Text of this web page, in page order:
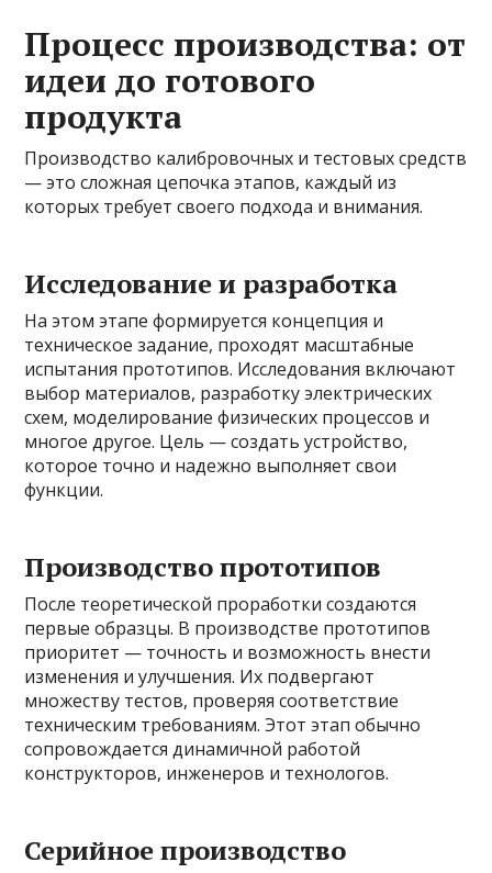
Процесс производства: от
идеи до готового
продукта
Производство калибровочных и тестовых средств
— это сложная цепочка этапов, каждый из
которых требует своего подхода и внимания.
Исследование и разработка
На этом этапе формируется концепция и
техническое задание, проходят масштабные
испытания прототипов. Исследования включают
выбор материалов, разработку электрических
схем, моделирование физических процессов и
многое другое. Цель — создать устройство,
которое точно и надежно выполняет свои
функции.
Производство прототипов
После теоретической проработки создаются
первые образцы. В производстве прототипов
приоритет — точность и возможность внести
изменения и улучшения. Их подвергают
множеству тестов, проверяя соответствие
техническим требованиям. Этот этап обычно
сопровождается динамичной работой
конструкторов, инженеров и технологов.
Серийное производство